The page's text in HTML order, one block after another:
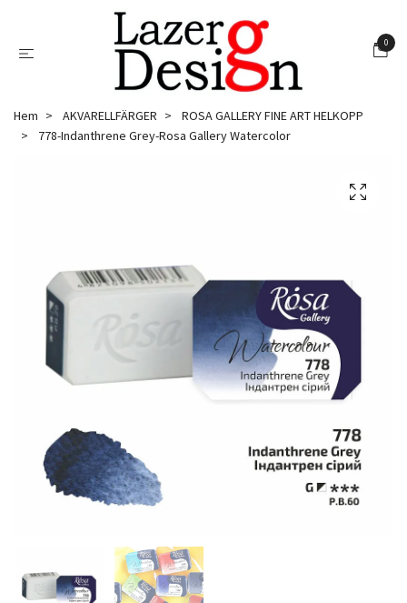
0
Hem AKVARELLFÄRGER
ROSA GALLERY FINE ART HELKOPP
778-Indanthrene Grey-Rosa Gallery Watercolor